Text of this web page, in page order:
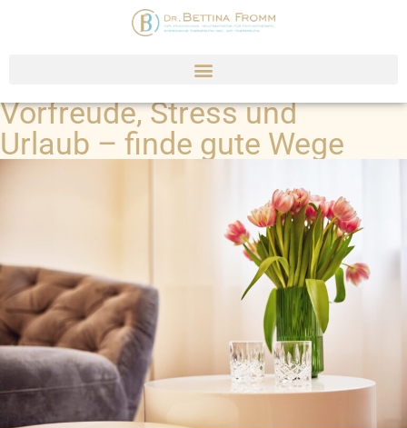
Vorfreude, Stress und
Urlaub – finde gute Wege